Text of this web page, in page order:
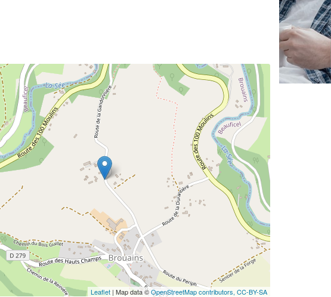
Leaflet | Map data ©OpenStreetMap contributors, CC-BY-SA
Vous êtes un
professionnel ?
Augmentez votre chiffre d'affaires
vos
tout en gagnant de
nouveaux clients
En savoir plus